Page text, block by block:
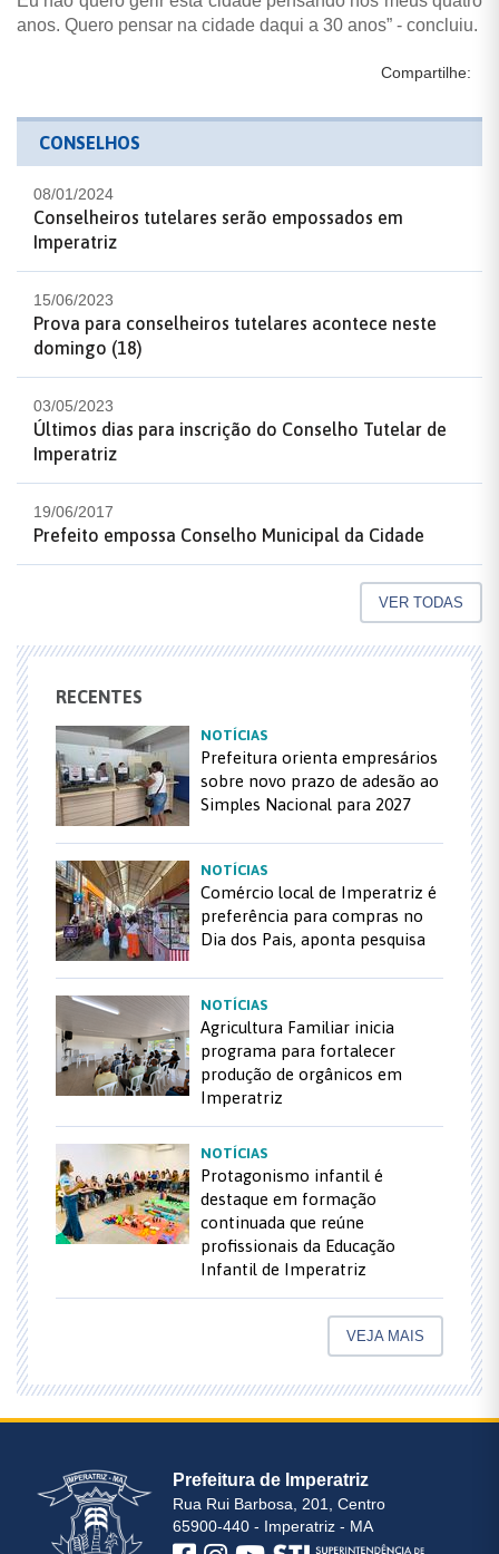
anos. Quero pensar na cidade daqui a 30 anos” - concluiu.
Compartilhe:
CONSELHOS
08/01/2024
Conselheiros tutelares serão empossados em
Imperatriz
15/06/2023
Prova para conselheiros tutelares acontece neste
domingo (18)
03/05/2023
Últimos dias para inscrição do Conselho Tutelar de
Imperatriz
19/06/2017
Prefeito empossa Conselho Municipal da Cidade
VER TODAS
RECENTES
NOTÍCIAS
Prefeitura orienta empresários
sobre novo prazo de adesão ao
Simples Nacional para 2027
NOTÍCIAS
Comércio local de Imperatriz é
preferência para compras no
Dia dos Pais, aponta pesquisa
NOTÍCIAS
Agricultura Familiar inicia
programa para fortalecer
produção de orgânicos em
Imperatriz
NOTÍCIAS
Protagonismo infantil é
destaque em formação
continuada que reúne
profissionais da Educação
Infantil de Imperatriz
VEJA MAIS
Prefeitura de Imperatriz
Rua Rui Barbosa, 201, Centro
65900-440 - Imperatriz - MA